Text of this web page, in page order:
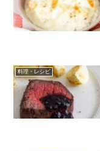
料理・レシピ